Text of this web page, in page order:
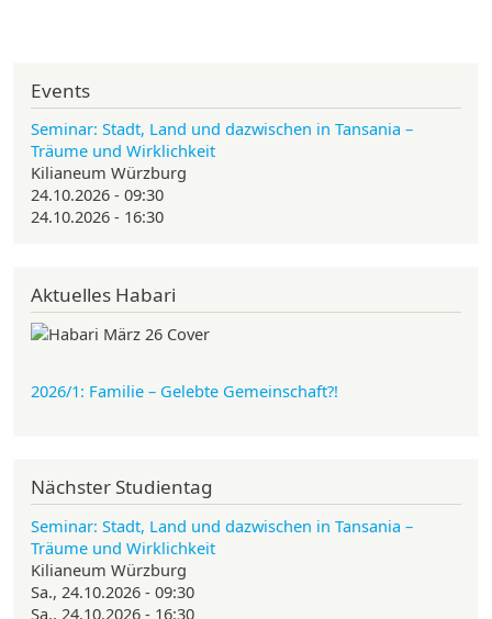
Events
Seminar: Stadt, Land und dazwischen in Tansania –
Träume und Wirklichkeit
Kilianeum Würzburg
24.10.2026 - 09:30
24.10.2026 - 16:30
Aktuelles Habari
2026/1: Familie – Gelebte Gemeinschaft?!
Nächster Studientag
Seminar: Stadt, Land und dazwischen in Tansania –
Träume und Wirklichkeit
Kilianeum Würzburg
Sa., 24.10.2026 - 09:30
Sa., 24.10.2026 - 16:30